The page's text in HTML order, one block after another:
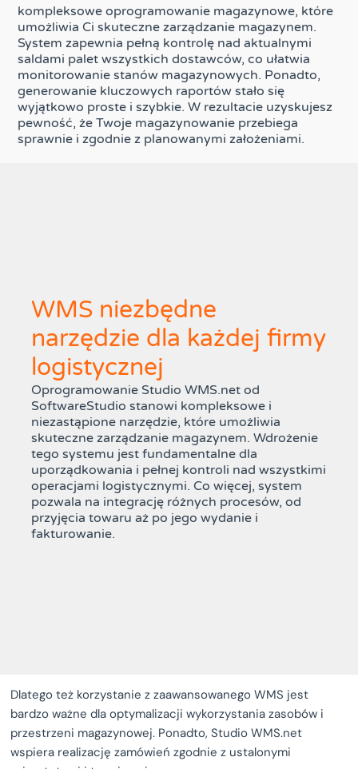
kompleksowe oprogramowanie magazynowe, które
umożliwia Ci skuteczne zarządzanie magazynem.
System zapewnia pełną kontrolę nad aktualnymi
saldami palet wszystkich dostawców, co ułatwia
monitorowanie stanów magazynowych. Ponadto,
generowanie kluczowych raportów stało się
wyjątkowo proste i szybkie. W rezultacie uzyskujesz
pewność, że Twoje magazynowanie przebiega
sprawnie i zgodnie z planowanymi założeniami.
WMS niezbędne
narzędzie dla każdej firmy
logistycznej
Oprogramowanie Studio WMS.net od
SoftwareStudio stanowi kompleksowe i
niezastąpione narzędzie, które umożliwia
skuteczne zarządzanie magazynem. Wdrożenie
tego systemu jest fundamentalne dla
uporządkowania i pełnej kontroli nad wszystkimi
operacjami logistycznymi. Co więcej, system
pozwala na integrację różnych procesów, od
przyjęcia towaru aż po jego wydanie i
fakturowanie.
Dlatego też korzystanie z zaawansowanego WMS jest
bardzo ważne dla optymalizacji wykorzystania zasobów i
przestrzeni magazynowej. Ponadto, Studio WMS.net
wspiera realizację zamówień zgodnie z ustalonymi